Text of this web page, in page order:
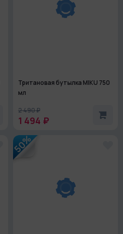
Тритановая бутылка MIKU 750
мл
2 490 ₽
1 494 ₽
50%